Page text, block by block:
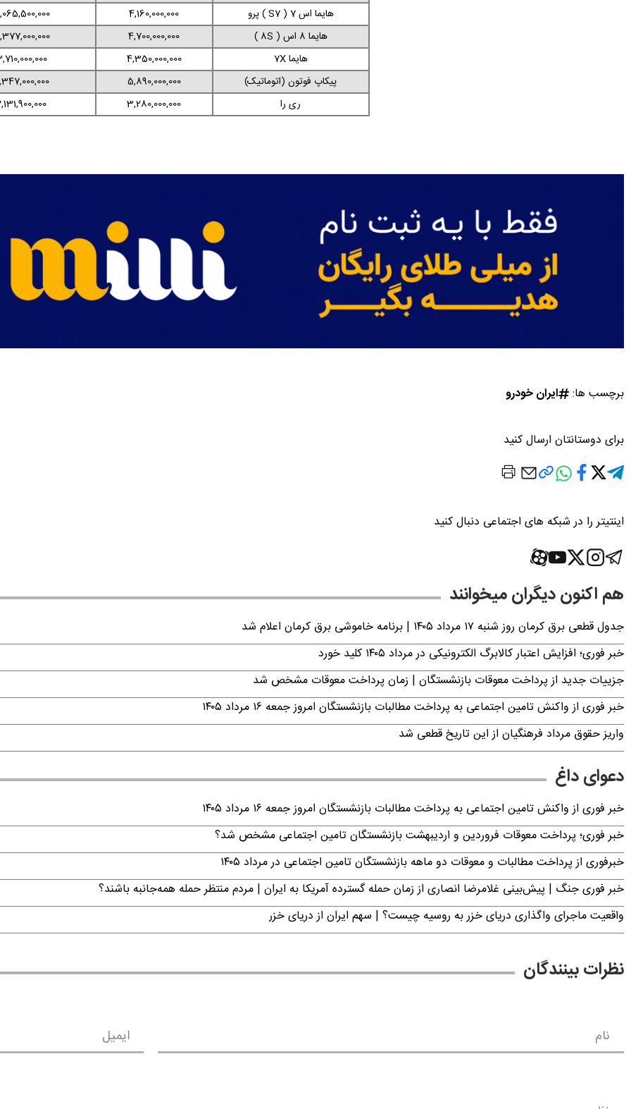
هایما اس 7 ( S7 ) پرو
4,160,000,000
هایما 8 اس ( 8S )
4,700,000,000
هایما 7X
4,350,000,000
پیکاپ فوتون (اتوماتیک)
5,890,000,000
ری را
3,280,000,000
برچسب ها: ایران خودرو
برای دوستانتان ارسال کنید
اینتیتر را در شبکه های اجتماعی دنبال کنید
هم اکنون دیگران میخوانند
جدول قطعی برق کرمان روز شنبه ۱۷ مرداد ۱۴۰۵ | برنامه خاموشی برق کرمان اعلام شد
خبر فوری؛ افزایش اعتبار کالابرگ الکترونیکی در مرداد ۱۴۰۵ کلید خورد
جزییات جدید از پرداخت معوقات بازنشستگان | زمان پرداخت معوقات مشخص شد
خبر فوری از واکنش تامین اجتماعی به پرداخت مطالبات بازنشستگان امروز جمعه ۱۶ مرداد ۱۴۰۵
واریز حقوق مرداد فرهنگیان از این تاریخ قطعی شد
دعوای داغ
خبر فوری از واکنش تامین اجتماعی به پرداخت مطالبات بازنشستگان امروز جمعه ۱۶ مرداد ۱۴۰۵
خبر فوری؛ پرداخت معوقات فروردین و اردیبهشت بازنشستگان تامین اجتماعی مشخص شد؟
خبرفوری از پرداخت مطالبات و معوقات دو ماهه بازنشستگان تامین اجتماعی در مرداد ۱۴۰۵
خبر فوری جنگ | پیش‌بینی غلامرضا انصاری از زمان حمله گسترده آمریکا به ایران | مردم منتظر حمله همه‌جانبه باشند؟
واقعیت ماجرای واگذاری دریای خزر به روسیه چیست؟ | سهم ایران از دریای خزر
نظرات بینندگان
نام ایمیل